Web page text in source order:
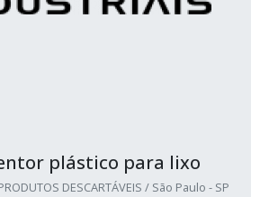
plástico para lixo
DESCARTÁVEIS / São Paulo - SP